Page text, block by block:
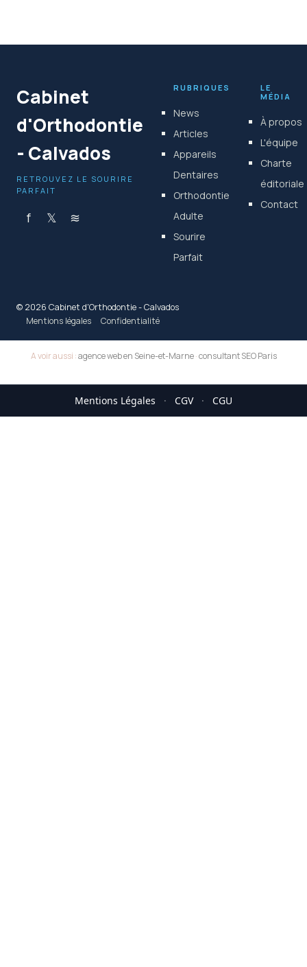
Cabinet
d'Orthodontie
- Calvados
RETROUVEZ LE SOURIRE
PARFAIT
f 𝕏 ≋
RUBRIQUES
News
Articles
Appareils
Dentaires
Orthodontie
Adulte
Sourire
Parfait
LE
MÉDIA
À propos
L'équipe
Charte
éditoriale
Contact
© 2026 Cabinet d'Orthodontie - Calvados
Mentions légales
Confidentialité
A voir aussi :agence web en Seine-et-Marne·consultant SEO Paris
Mentions Légales · CGV · CGU